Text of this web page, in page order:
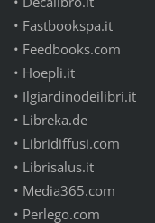
• Fastbookspa.it
• Feedbooks.com
• Hoepli.it
• Ilgiardinodeilibri.it
• Libreka.de
• Libridiffusi.com
• Librisalus.it
• Media365.com
• Perlego.com